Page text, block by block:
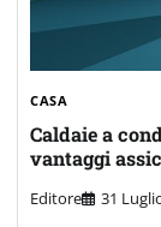
CASA
Caldaie a
vantaggi
Editore 31